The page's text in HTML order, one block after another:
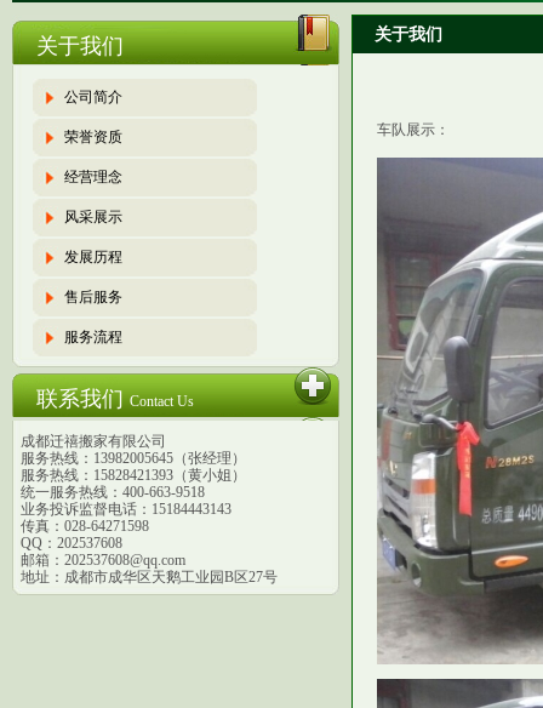
关于我们
公司简介
荣誉资质
经营理念
风采展示
发展历程
售后服务
服务流程
联系我们Contact Us
成都迁禧搬家有限公司
服务热线：13982005645（张经理）
服务热线：15828421393（黄小姐）
统一服务热线：400-663-9518
业务投诉监督电话：15184443143
传真：028-64271598
QQ：202537608
邮箱：202537608@qq.com
地址：成都市成华区天鹅工业园B区27号
关于我们
车队展示：